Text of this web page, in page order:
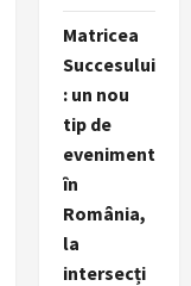
Matricea
Succesului
: un nou
tip de
eveniment
în
România,
la
intersecți